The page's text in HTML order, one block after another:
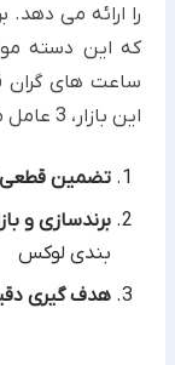
را ارائه می دهد.
که این دسته
ساعت های گران
این بازار، 3 عامل مهم است:
تضمین قطعی
برندسازی و
بندی لوکس
هدف گیری